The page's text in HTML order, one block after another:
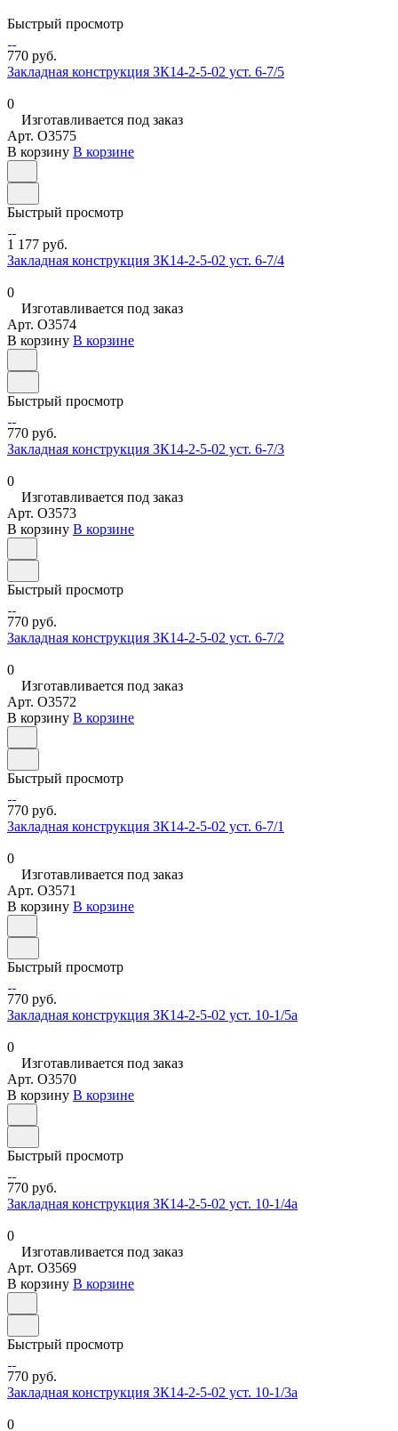
Быстрый просмотр
770 руб.
Закладная конструкция ЗК14-2-5-02 уст. 6-7/5
0
Изготавливается под заказ
Арт. O3575
В корзину В корзине
Быстрый просмотр
1 177 руб.
Закладная конструкция ЗК14-2-5-02 уст. 6-7/4
0
Изготавливается под заказ
Арт. O3574
В корзину В корзине
Быстрый просмотр
770 руб.
Закладная конструкция ЗК14-2-5-02 уст. 6-7/3
0
Изготавливается под заказ
Арт. O3573
В корзину В корзине
Быстрый просмотр
770 руб.
Закладная конструкция ЗК14-2-5-02 уст. 6-7/2
0
Изготавливается под заказ
Арт. O3572
В корзину В корзине
Быстрый просмотр
770 руб.
Закладная конструкция ЗК14-2-5-02 уст. 6-7/1
0
Изготавливается под заказ
Арт. O3571
В корзину В корзине
Быстрый просмотр
770 руб.
Закладная конструкция ЗК14-2-5-02 уст. 10-1/5а
0
Изготавливается под заказ
Арт. O3570
В корзину В корзине
Быстрый просмотр
770 руб.
Закладная конструкция ЗК14-2-5-02 уст. 10-1/4а
0
Изготавливается под заказ
Арт. O3569
В корзину В корзине
Быстрый просмотр
770 руб.
Закладная конструкция ЗК14-2-5-02 уст. 10-1/3а
0